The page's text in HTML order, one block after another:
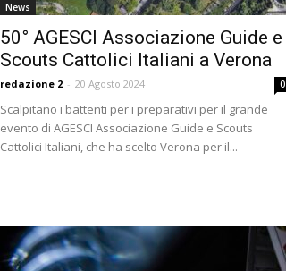
News
50° AGESCI Associazione Guide e
Scouts Cattolici Italiani a Verona
redazione 2 - 20 Agosto 2024 0
Scalpitano i battenti per i preparativi per il grande
evento di AGESCI Associazione Guide e Scouts
Cattolici Italiani, che ha scelto Verona per il...